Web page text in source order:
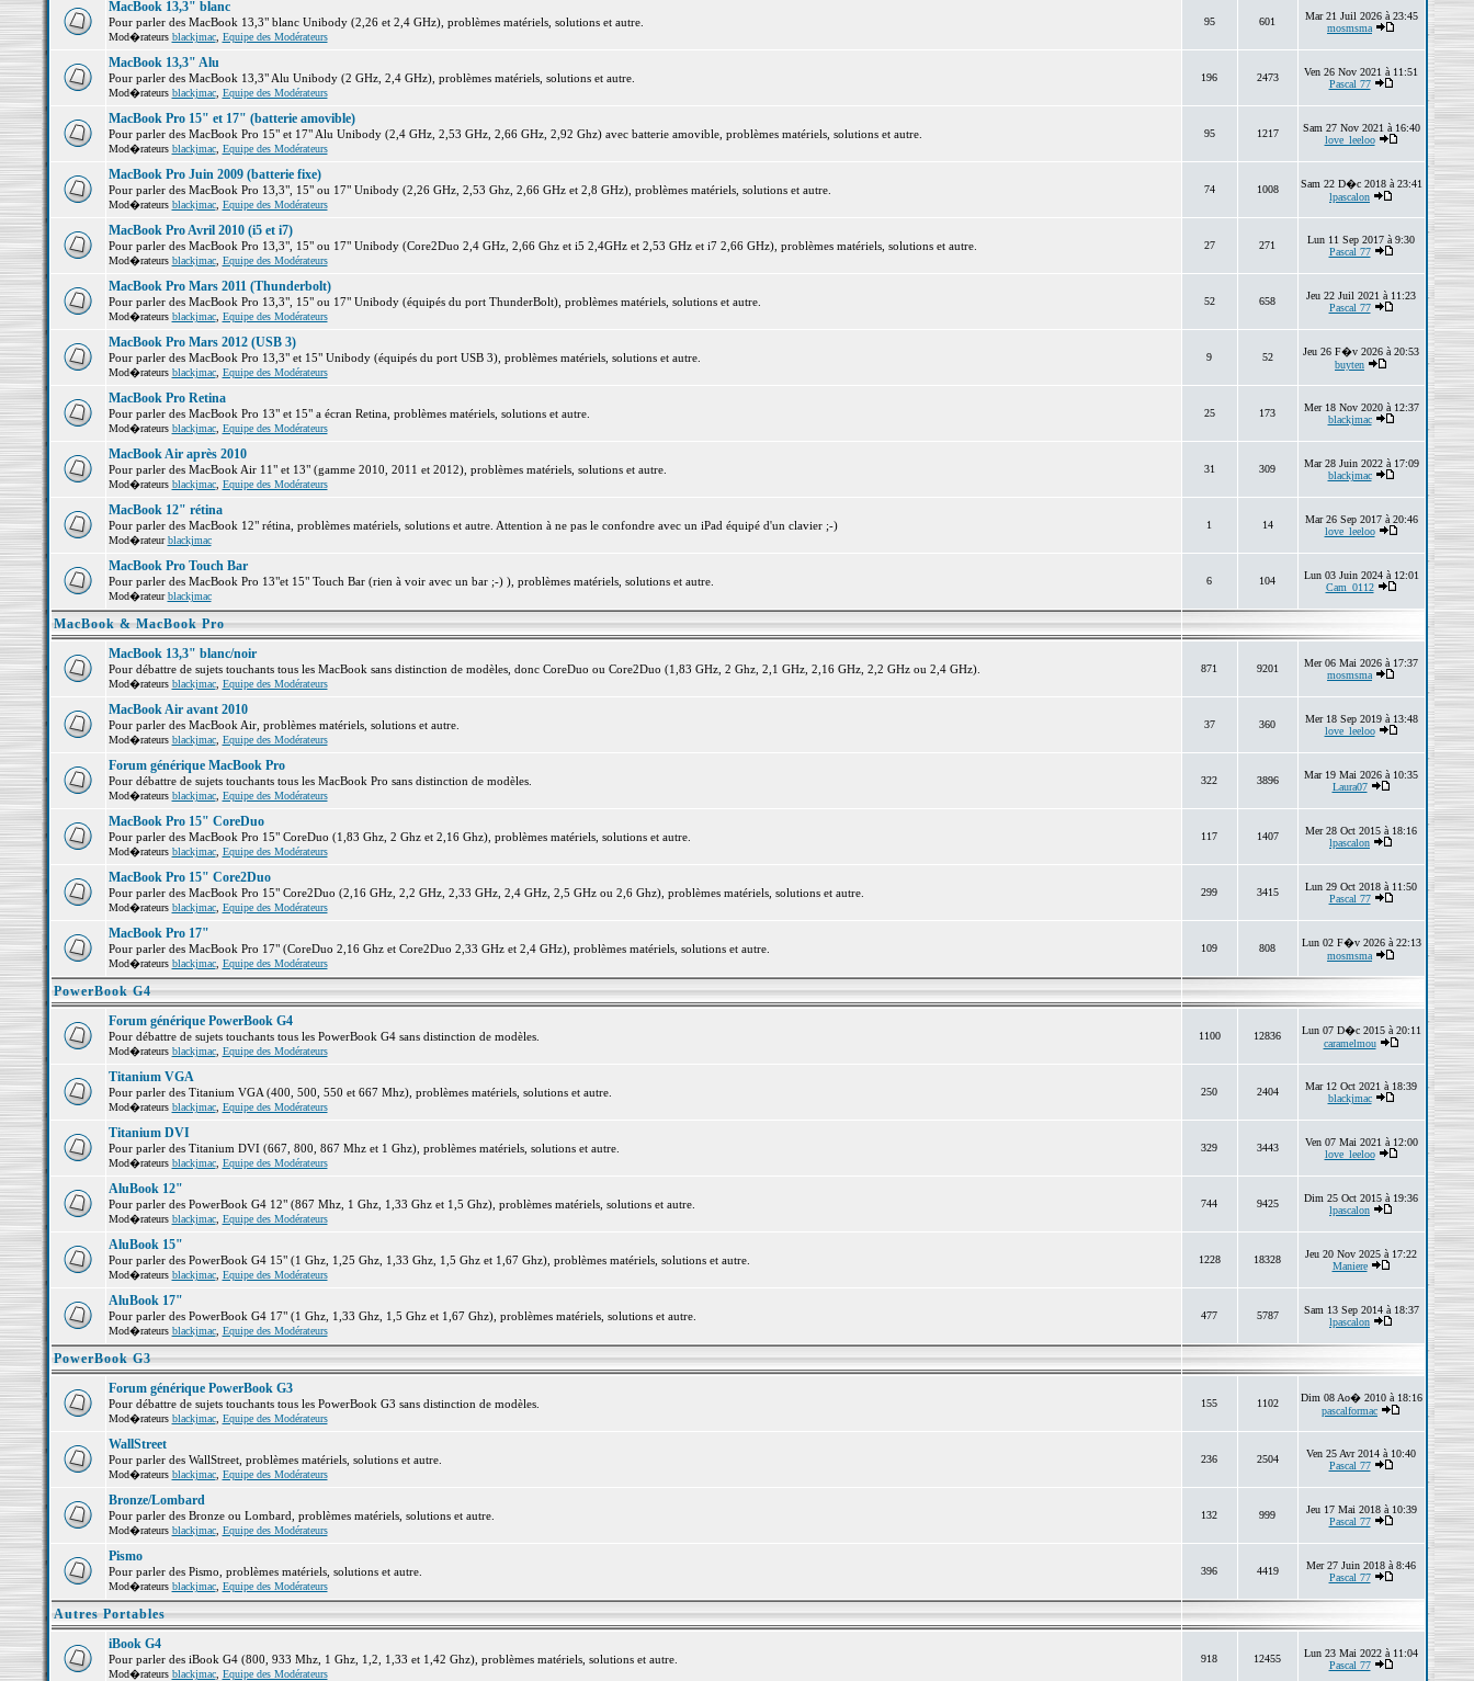
MacBook 13,3" blanc
Pour parler des MacBook 13,3" blanc Unibody (2,26 et 2,4 GHz), problèmes matériels, solutions et autre.
Mod�rateurs blackjmac, Equipe des Modérateurs
95 601
Mar 21 Juil 2026 à 23:45
mosmsma
MacBook 13,3" Alu
Pour parler des MacBook 13,3" Alu Unibody (2 GHz, 2,4 GHz), problèmes matériels, solutions et autre.
Mod�rateurs blackjmac, Equipe des Modérateurs
196 2473
Ven 26 Nov 2021 à 11:51
Pascal 77
MacBook Pro 15" et 17" (batterie amovible)
Pour parler des MacBook Pro 15" et 17" Alu Unibody (2,4 GHz, 2,53 GHz, 2,66 GHz, 2,92 Ghz) avec batterie amovible, problèmes matériels, solutions et autre.
Mod�rateurs blackjmac, Equipe des Modérateurs
95 1217
Sam 27 Nov 2021 à 16:40
love_leeloo
MacBook Pro Juin 2009 (batterie fixe)
Pour parler des MacBook Pro 13,3", 15" ou 17" Unibody (2,26 GHz, 2,53 Ghz, 2,66 GHz et 2,8 GHz), problèmes matériels, solutions et autre.
Mod�rateurs blackjmac, Equipe des Modérateurs
74 1008
Sam 22 D�c 2018 à 23:41
lpascalon
MacBook Pro Avril 2010 (i5 et i7)
Pour parler des MacBook Pro 13,3", 15" ou 17" Unibody (Core2Duo 2,4 GHz, 2,66 Ghz et i5 2,4GHz et 2,53 GHz et i7 2,66 GHz), problèmes matériels, solutions et autre.
Mod�rateurs blackjmac, Equipe des Modérateurs
27 271
Lun 11 Sep 2017 à 9:30
Pascal 77
MacBook Pro Mars 2011 (Thunderbolt)
Pour parler des MacBook Pro 13,3", 15" ou 17" Unibody (équipés du port ThunderBolt), problèmes matériels, solutions et autre.
Mod�rateurs blackjmac, Equipe des Modérateurs
52 658
Jeu 22 Juil 2021 à 11:23
Pascal 77
MacBook Pro Mars 2012 (USB 3)
Pour parler des MacBook Pro 13,3" et 15" Unibody (équipés du port USB 3), problèmes matériels, solutions et autre.
Mod�rateurs blackjmac, Equipe des Modérateurs
9 52
Jeu 26 F�v 2026 à 20:53
buyten
MacBook Pro Retina
Pour parler des MacBook Pro 13" et 15" a écran Retina, problèmes matériels, solutions et autre.
Mod�rateurs blackjmac, Equipe des Modérateurs
25 173
Mer 18 Nov 2020 à 12:37
blackjmac
MacBook Air après 2010
Pour parler des MacBook Air 11" et 13" (gamme 2010, 2011 et 2012), problèmes matériels, solutions et autre.
Mod�rateurs blackjmac, Equipe des Modérateurs
31 309
Mar 28 Juin 2022 à 17:09
blackjmac
MacBook 12" rétina
Pour parler des MacBook 12" rétina, problèmes matériels, solutions et autre. Attention à ne pas le confondre avec un iPad équipé d'un clavier ;-)
Mod�rateurblackjmac
1 14
Mar 26 Sep 2017 à 20:46
love_leeloo
MacBook Pro Touch Bar
Pour parler des MacBook Pro 13"et 15" Touch Bar (rien à voir avec un bar ;-) ), problèmes matériels, solutions et autre.
Mod�rateurblackjmac
6 104
Lun 03 Juin 2024 à 12:01
Cam_0112
MacBook & MacBook Pro
MacBook 13,3" blanc/noir
Pour débattre de sujets touchants tous les MacBook sans distinction de modèles, donc CoreDuo ou Core2Duo (1,83 GHz, 2 Ghz, 2,1 GHz, 2,16 GHz, 2,2 GHz ou 2,4 GHz).
Mod�rateurs blackjmac, Equipe des Modérateurs
871 9201
Mer 06 Mai 2026 à 17:37
mosmsma
MacBook Air avant 2010
Pour parler des MacBook Air, problèmes matériels, solutions et autre.
Mod�rateurs blackjmac, Equipe des Modérateurs
37 360
Mer 18 Sep 2019 à 13:48
love_leeloo
Forum générique MacBook Pro
Pour débattre de sujets touchants tous les MacBook Pro sans distinction de modèles.
Mod�rateurs blackjmac, Equipe des Modérateurs
322 3896
Mar 19 Mai 2026 à 10:35
Laura07
MacBook Pro 15" CoreDuo
Pour parler des MacBook Pro 15" CoreDuo (1,83 Ghz, 2 Ghz et 2,16 Ghz), problèmes matériels, solutions et autre.
Mod�rateurs blackjmac, Equipe des Modérateurs
117 1407
Mer 28 Oct 2015 à 18:16
lpascalon
MacBook Pro 15" Core2Duo
Pour parler des MacBook Pro 15" Core2Duo (2,16 GHz, 2,2 GHz, 2,33 GHz, 2,4 GHz, 2,5 GHz ou 2,6 Ghz), problèmes matériels, solutions et autre.
Mod�rateurs blackjmac, Equipe des Modérateurs
299 3415
Lun 29 Oct 2018 à 11:50
Pascal 77
MacBook Pro 17"
Pour parler des MacBook Pro 17" (CoreDuo 2,16 Ghz et Core2Duo 2,33 GHz et 2,4 GHz), problèmes matériels, solutions et autre.
Mod�rateurs blackjmac, Equipe des Modérateurs
109 808
Lun 02 F�v 2026 à 22:13
mosmsma
PowerBook G4
Forum générique PowerBook G4
Pour débattre de sujets touchants tous les PowerBook G4 sans distinction de modèles.
Mod�rateurs blackjmac, Equipe des Modérateurs
1100 12836
Lun 07 D�c 2015 à 20:11
caramelmou
Titanium VGA
Pour parler des Titanium VGA (400, 500, 550 et 667 Mhz), problèmes matériels, solutions et autre.
Mod�rateurs blackjmac, Equipe des Modérateurs
250 2404
Mar 12 Oct 2021 à 18:39
blackjmac
Titanium DVI
Pour parler des Titanium DVI (667, 800, 867 Mhz et 1 Ghz), problèmes matériels, solutions et autre.
Mod�rateurs blackjmac, Equipe des Modérateurs
329 3443
Ven 07 Mai 2021 à 12:00
love_leeloo
AluBook 12"
Pour parler des PowerBook G4 12" (867 Mhz, 1 Ghz, 1,33 Ghz et 1,5 Ghz), problèmes matériels, solutions et autre.
Mod�rateurs blackjmac, Equipe des Modérateurs
744 9425
Dim 25 Oct 2015 à 19:36
lpascalon
AluBook 15"
Pour parler des PowerBook G4 15" (1 Ghz, 1,25 Ghz, 1,33 Ghz, 1,5 Ghz et 1,67 Ghz), problèmes matériels, solutions et autre.
Mod�rateurs blackjmac, Equipe des Modérateurs
1228 18328
Jeu 20 Nov 2025 à 17:22
Maniere
AluBook 17"
Pour parler des PowerBook G4 17" (1 Ghz, 1,33 Ghz, 1,5 Ghz et 1,67 Ghz), problèmes matériels, solutions et autre.
Mod�rateurs blackjmac, Equipe des Modérateurs
477 5787
Sam 13 Sep 2014 à 18:37
lpascalon
PowerBook G3
Forum générique PowerBook G3
Pour débattre de sujets touchants tous les PowerBook G3 sans distinction de modèles.
Mod�rateurs blackjmac, Equipe des Modérateurs
155 1102
Dim 08 Ao� 2010 à 18:16
pascalformac
WallStreet
Pour parler des WallStreet, problèmes matériels, solutions et autre.
Mod�rateurs blackjmac, Equipe des Modérateurs
236 2504
Ven 25 Avr 2014 à 10:40
Pascal 77
Bronze/Lombard
Pour parler des Bronze ou Lombard, problèmes matériels, solutions et autre.
Mod�rateurs blackjmac, Equipe des Modérateurs
132 999
Jeu 17 Mai 2018 à 10:39
Pascal 77
Pismo
Pour parler des Pismo, problèmes matériels, solutions et autre.
Mod�rateurs blackjmac, Equipe des Modérateurs
396 4419
Mer 27 Juin 2018 à 8:46
Pascal 77
Autres Portables
iBook G4
Pour parler des iBook G4 (800, 933 Mhz, 1 Ghz, 1,2, 1,33 et 1,42 Ghz), problèmes matériels, solutions et autre.
Mod�rateurs blackjmac, Equipe des Modérateurs
918 12455
Lun 23 Mai 2022 à 11:04
Pascal 77